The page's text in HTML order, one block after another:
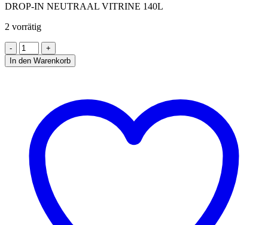
war:
ist:
DROP-IN NEUTRAAL VITRINE 140L
2 vorrätig
EINBAU
NEUTRAL
VITRINE
In den Warenkorb